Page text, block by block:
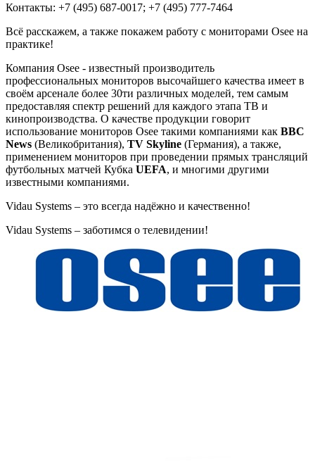
Контакты: +7 (495) 687-0017; +7 (495) 777-7464
Всё расскажем, а также покажем работу с мониторами Osee на
практике!
Компания Osee - известный производитель
профессиональных мониторов высочайшего качества имеет в
своём арсенале более 30ти различных моделей, тем самым
предоставляя спектр решений для каждого этапа ТВ и
кинопроизводства. О качестве продукции говорит
использование мониторов Osee такими компаниями как BBC
News (Великобритания), TV Skyline (Германия), а также,
применением мониторов при проведении прямых трансляций
футбольных матчей Кубка UEFA, и многими другими
известными компаниями.
Vidau Systems – это всегда надёжно и качественно!
Vidau Systems – заботимся о телевидении!